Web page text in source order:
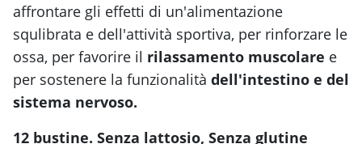
affrontare gli effetti di un'alimentazione
squlibrata e dell'attività sportiva, per rinforzare le
ossa, per favorire il rilassamento muscolare e
per sostenere la funzionalità dell'intestino e del
sistema nervoso.
12 bustine. Senza lattosio, Senza glutine